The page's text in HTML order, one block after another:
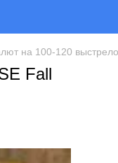
на 100-120
Fall